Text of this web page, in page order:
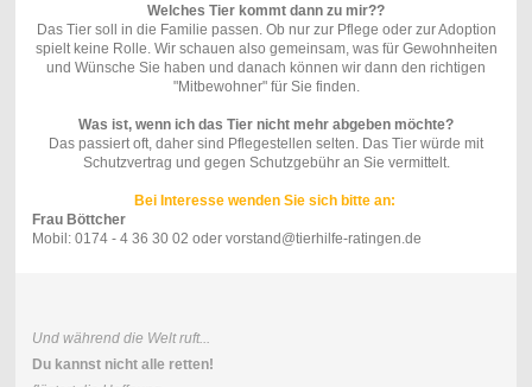
Welches Tier kommt dann zu mir??
Das Tier soll in die Familie passen. Ob nur zur Pflege oder zur Adoption
spielt keine Rolle. Wir schauen also gemeinsam, was für Gewohnheiten
und Wünsche Sie haben und danach können wir dann den richtigen
"Mitbewohner" für Sie finden.
Was ist, wenn ich das Tier nicht mehr abgeben möchte?
Das passiert oft, daher sind Pflegestellen selten. Das Tier würde mit
Schutzvertrag und gegen Schutzgebühr an Sie vermittelt.
Bei Interesse wenden Sie sich bitte an:
Frau Böttcher
Mobil: 0174 - 4 36 30 02 oder vorstand@tierhilfe-ratingen.de
Und während die Welt ruft...
Du kannst nicht alle retten!